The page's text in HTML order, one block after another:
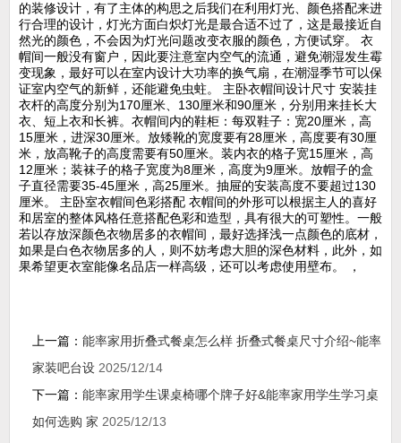
的装修设计，有了主体的构思之后我们在利用灯光、颜色搭配来进
行合理的设计，灯光方面白炽灯光是最合适不过了，这是最接近自
然光的颜色，不会因为灯光问题改变衣服的颜色，方便试穿。 衣
帽间一般没有窗户，因此要注意室内空气的流通，避免潮湿发生霉
变现象，最好可以在室内设计大功率的换气扇，在潮湿季节可以保
证室内空气的新鲜，还能避免虫蛀。 主卧衣帽间设计尺寸 安装挂
衣杆的高度分别为170厘米、130厘米和90厘米，分别用来挂长大
衣、短上衣和长裤。衣帽间内的鞋柜：每双鞋子：宽20厘米，高
15厘米，进深30厘米。放矮靴的宽度要有28厘米，高度要有30厘
米，放高靴子的高度需要有50厘米。装内衣的格子宽15厘米，高
12厘米；装袜子的格子宽度为8厘米，高度为9厘米。放帽子的盒
子直径需要35-45厘米，高25厘米。抽屉的安装高度不要超过130
厘米。 主卧室衣帽间色彩搭配 衣帽间的外形可以根据主人的喜好
和居室的整体风格任意搭配色彩和造型，具有很大的可塑性。一般
若以存放深颜色衣物居多的衣帽间，最好选择浅一点颜色的底材，
如果是白色衣物居多的人，则不妨考虑大胆的深色材料，此外，如
果希望更衣室能像名品店一样高级，还可以考虑使用壁布。 ，
上一篇： 能率家用折叠式餐桌怎么样 折叠式餐桌尺寸介绍~能率
家装吧台设 2025/12/14
下一篇： 能率家用学生课桌椅哪个牌子好&能率家用学生学习桌
如何选购 家 2025/12/13